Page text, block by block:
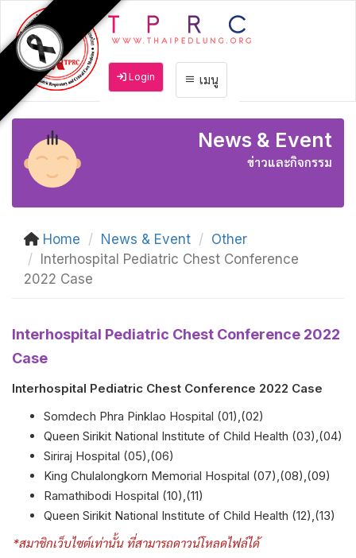
เมนู
Login
News & Event
ข่าวและกิจกรรม
Home News & Event
Other
Interhospital Pediatric Chest Conference
2022 Case
Interhospital Pediatric Chest Conference 2022
Case
Interhospital Pediatric Chest Conference 2022 Case
Somdech Phra Pinklao Hospital (01),(02)
Queen Sirikit National Institute of Child Health (03),(04)
Siriraj Hospital (05),(06)
King Chulalongkorn Memorial Hospital (07),(08),(09)
Ramathibodi Hospital (10),(11)
Queen Sirikit National Institute of Child Health (12),(13)
*สมาชิกเว็บไซต์เท่านั้น ที่สามารถดาวน์โหลดไฟล์ได้